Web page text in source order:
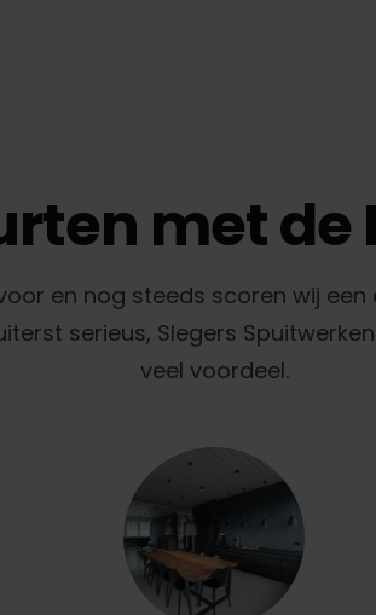
met de
en nog steeds scoren wij
serieus, Slegers
veel voordeel.